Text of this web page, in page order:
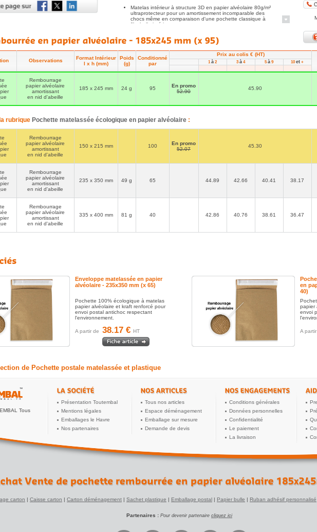
Matelas intérieur à structure 3D en papier alvéolaire 80g/m²
ultraprotecteur pour un amortissement incomparable des
chocs même en comparaison d'une pochette classique à
film bulle intérieur.
objets expédiés dans une poche interne de protection
supplémentaire en papier 70g/m².
Pochettes matelassées papier légères pour un coût réduit
de vos envois postaux.
Fermeture définitive facile et rapide de l'enveloppe
Ajoutez simplement l'épaisseur de votre article à sa longueur et
Facilitez son introduction dans la pochette papier en rajoutant
encore 1 cm à la largeur.
Observations
Format Intérieur
l x h (mm)
Poids
(g)
Conditionné
par
Prix au colis € (HT)
1à 2 3 à 4 5à 9 10 et +
Rembourrage
papier alvéolaire
amortissant
en nid d'abeille
185 x 245 mm 24 g 95
En promo
52.90
45.90
rubrique Pochette matelassée écologique en papier alvéolaire :
Rembourrage
papier alvéolaire
amortissant
en nid d'abeille
150 x 215 mm 100
En promo
52.07
45.30
Rembourrage
papier alvéolaire
amortissant
en nid d'abeille
235 x 350 mm 49 g 65 44.89 42.66 40.41 38.17
Rembourrage
papier alvéolaire
amortissant
en nid d'abeille
335 x 400 mm 81 g 40 42.86 40.76 38.61 36.47
Enveloppe matelassée en papier
alvéolaire - 235x350 mm (x 65)
Pochette 100% écologique à matelas
papier alvéolaire et kraft renforcé pour
envoi postal antichoc respectant
l'environnement.
A partir de 38.17 € HT
en
40)
papier
envoi
A
de Pochette postale matelassée et plastique
Tous
Présentation Toutembal
Mentions légales
Emballages le Havre
Nos partenaires
Tous nos articles
Espace déménagement
Emballage sur mesure
Demande de devis
Conditions générales
Données personnelles
Confidentialité
Le paiement
La livraison
carton | Caisse carton | Carton déménagement | Sachet plastique | Emballage postal | Papier bulle | Ruban adhésif personnalisé
Partenaires : Pour devenir partenaire cliquez ici